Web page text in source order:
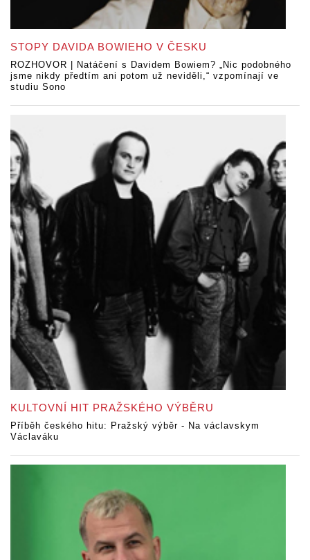
STOPY DAVIDA BOWIEHO V ČESKU
ROZHOVOR | Natáčení s Davidem Bowiem? „Nic podobného
jsme nikdy předtím ani potom už neviděli,“ vzpomínají ve
studiu Sono
KULTOVNÍ HIT PRAŽSKÉHO VÝBĚRU
Příběh českého hitu: Pražský výběr - Na václavskym
Václaváku